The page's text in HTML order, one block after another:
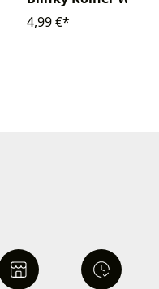
4,99 €*